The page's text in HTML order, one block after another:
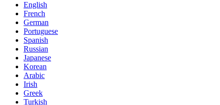
English
French
German
Portuguese
Spanish
Russian
Japanese
Korean
Arabic
Irish
Greek
Turkish